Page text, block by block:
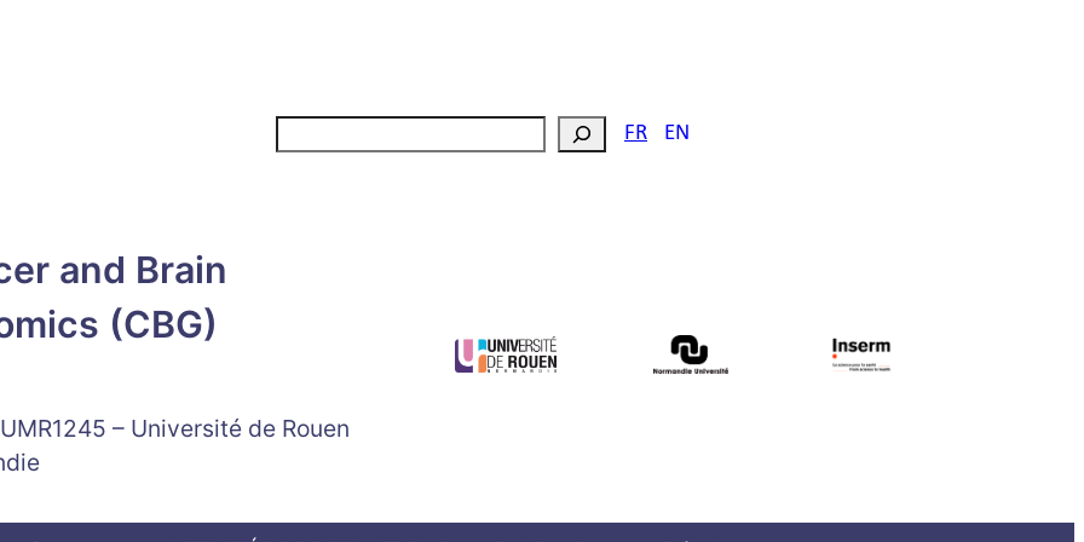
FR EN
and Brain
(CBG)
– Université de Rouen